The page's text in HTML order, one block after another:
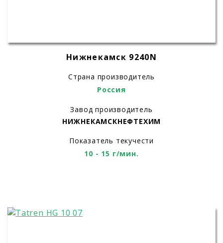
Нижнекамск 9240N
Страна производитель
Россия
Завод производитель
НИЖНЕКАМСКНЕФТЕХИМ
Показатель текучести
10 - 15 г/мин.